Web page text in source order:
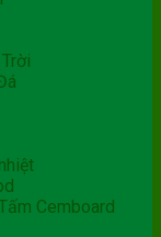
Cemboard